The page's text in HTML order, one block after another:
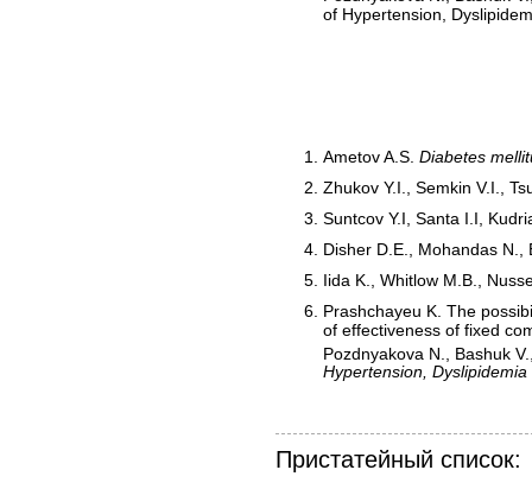
of Hypertension,
Ametov A.S. Diabetes
Zhukov Y.I., Semkin V.I.,
Suntcov Y.I, Santa I.I,
Disher D.E., Mohandas
Iida K., Whitlow M.B.,
Prashchayeu K. The
of effectiveness of fixed
Pozdnyakova N., Bashuk
Hypertension,
Пристатейный список: